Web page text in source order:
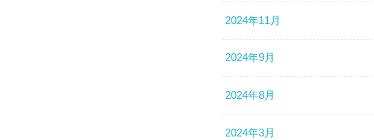
2024年11月
2024年9月
2024年8月
2024年3月